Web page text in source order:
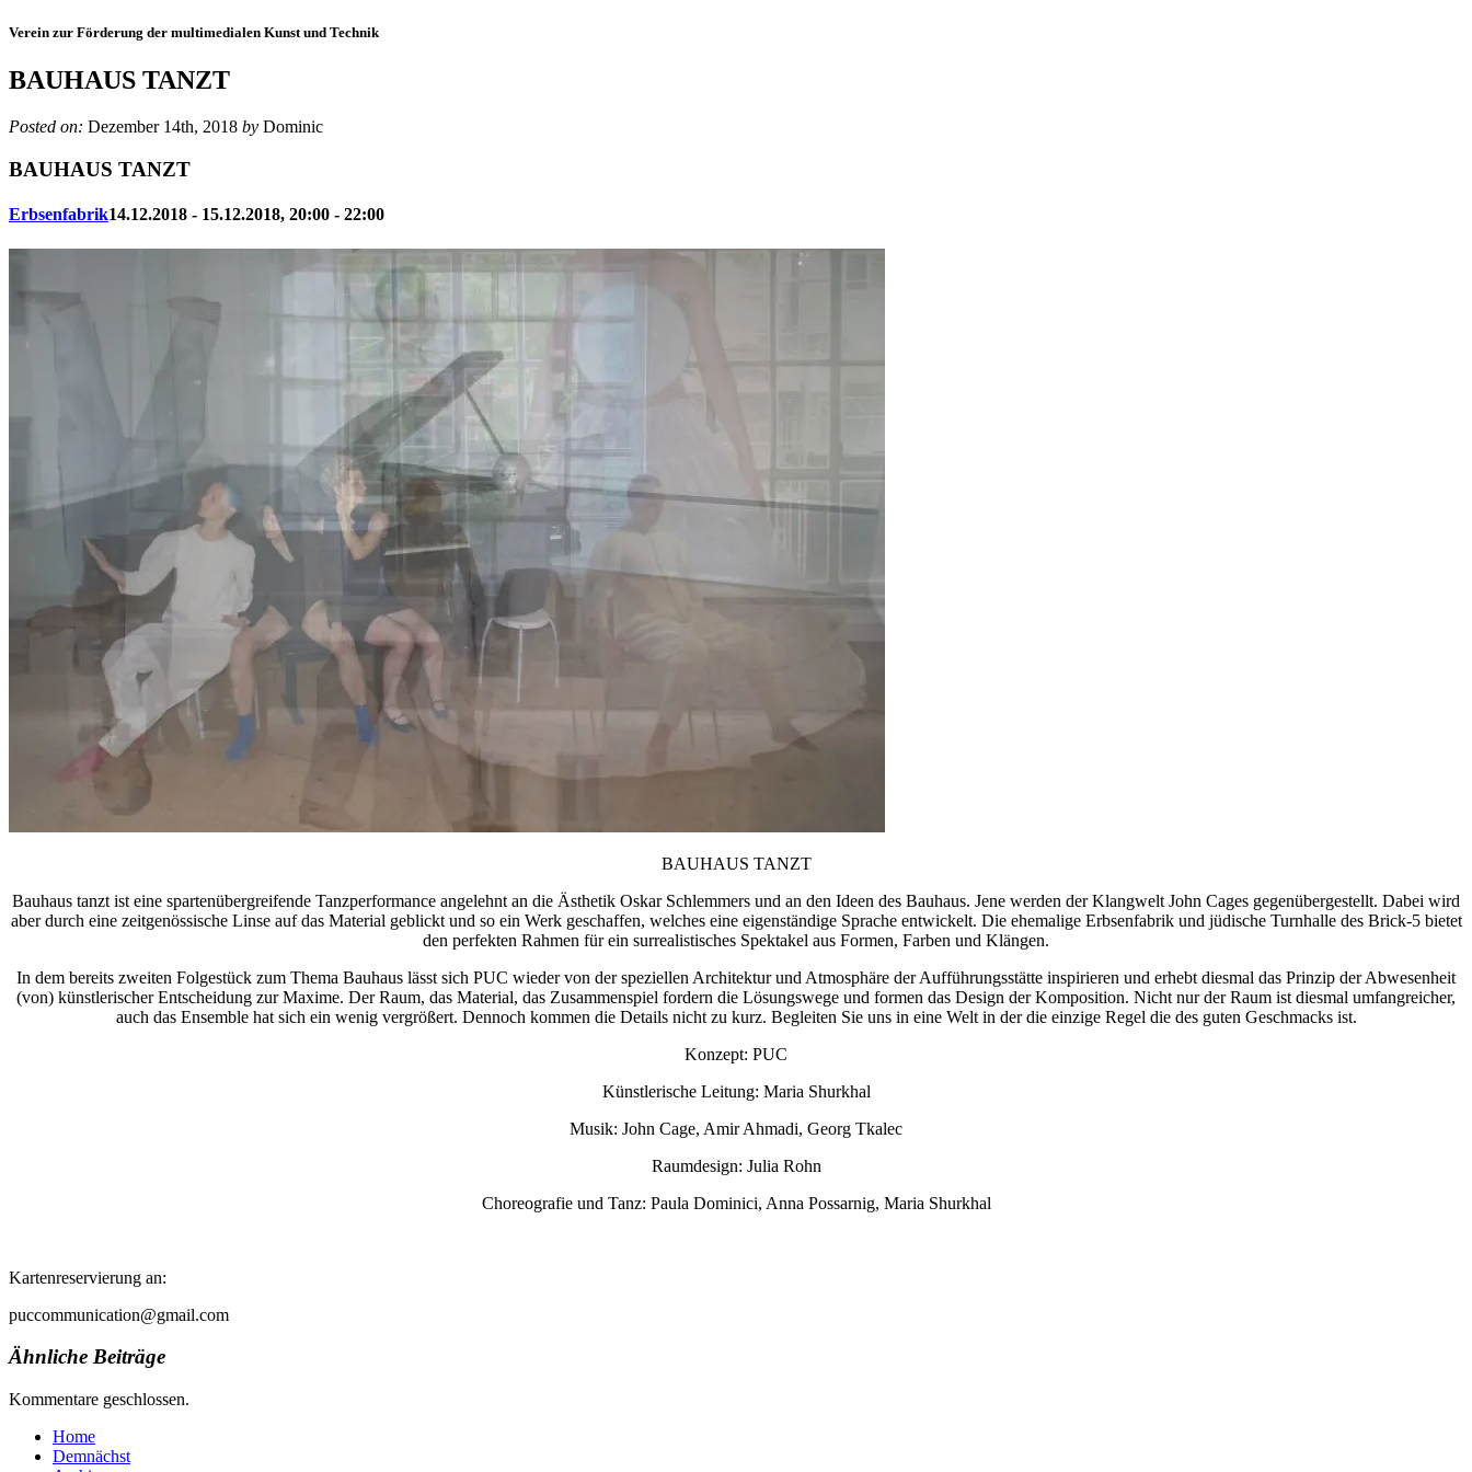
Verein zur Förderung der multimedialen Kunst und Technik
BAUHAUS TANZT
Posted on: Dezember 14th, 2018 by Dominic
BAUHAUS TANZT
Erbsenfabrik14.12.2018 - 15.12.2018, 20:00 - 22:00
BAUHAUS TANZT
Bauhaus tanzt ist eine spartenübergreifende Tanzperformance angelehnt an die Ästhetik Oskar Schlemmers und an den Ideen des Bauhaus. Jene werden der Klangwelt John Cages gegenübergestellt. Dabei wird
aber durch eine zeitgenössische Linse auf das Material geblickt und so ein Werk geschaffen, welches eine eigenständige Sprache entwickelt. Die ehemalige Erbsenfabrik und jüdische Turnhalle des Brick-5 bietet
den perfekten Rahmen für ein surrealistisches Spektakel aus Formen, Farben und Klängen.
In dem bereits zweiten Folgestück zum Thema Bauhaus lässt sich PUC wieder von der speziellen Architektur und Atmosphäre der Aufführungsstätte inspirieren und erhebt diesmal das Prinzip der Abwesenheit
(von) künstlerischer Entscheidung zur Maxime. Der Raum, das Material, das Zusammenspiel fordern die Lösungswege und formen das Design der Komposition. Nicht nur der Raum ist diesmal umfangreicher,
auch das Ensemble hat sich ein wenig vergrößert. Dennoch kommen die Details nicht zu kurz. Begleiten Sie uns in eine Welt in der die einzige Regel die des guten Geschmacks ist.
Konzept: PUC
Künstlerische Leitung: Maria Shurkhal
Musik: John Cage, Amir Ahmadi, Georg Tkalec
Raumdesign: Julia Rohn
Choreografie und Tanz: Paula Dominici, Anna Possarnig, Maria Shurkhal
Kartenreservierung an:
puccommunication@gmail.com
Ähnliche Beiträge
Kommentare geschlossen.
Home
Demnächst